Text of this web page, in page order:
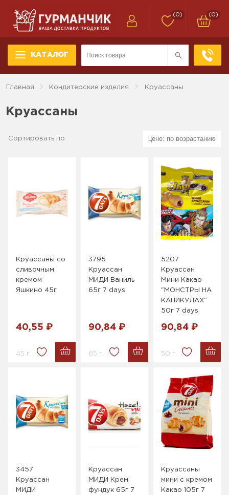
КАТАЛОГ
(0) (0)
Главная Кондитерские изделия Круассаны
Круассаны
Сортировать по
Круассаны со
сливочным
кремом
Яшкино 45г
40,55 ₽
45 г.
3795
Круассан
МИДИ Ваниль
65г 7 days
90,84 ₽
65 г.
5207
Круассан
Мини Какао
"МОНСТРЫ НА
КАНИКУЛАХ"
50г 7 days
90,84 ₽
50 г.
3457
Круассан
МИДИ
Круассан
МИДИ Крем
фундук 65г 7
Круассаны
мини с кремом
Какао 105г 7